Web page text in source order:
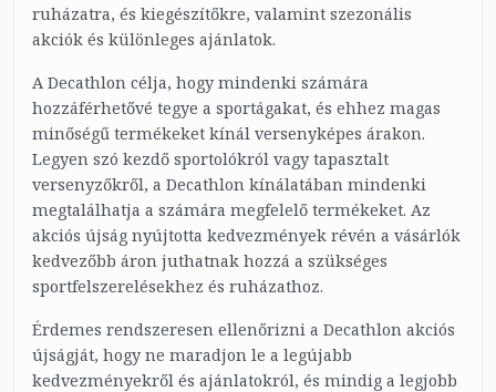
ruházatra, és kiegészítőkre, valamint szezonális
akciók és különleges ajánlatok.
A Decathlon célja, hogy mindenki számára
hozzáférhetővé tegye a sportágakat, és ehhez magas
minőségű termékeket kínál versenyképes árakon.
Legyen szó kezdő sportolókról vagy tapasztalt
versenyzőkről, a Decathlon kínálatában mindenki
megtalálhatja a számára megfelelő termékeket. Az
akciós újság nyújtotta kedvezmények révén a vásárlók
kedvezőbb áron juthatnak hozzá a szükséges
sportfelszerelésekhez és ruházathoz.
Érdemes rendszeresen ellenőrizni a Decathlon akciós
újságját, hogy ne maradjon le a legújabb
kedvezményekről és ajánlatokról, és mindig a legjobb